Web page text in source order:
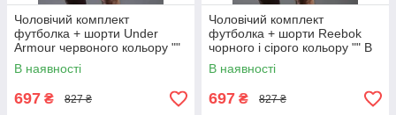
Чоловічий комплект
футболка + шорти Under
Armour червоного кольору ""
В стилі Under Armour ""
В наявності
697 ₴ 827 ₴
Чоловічий комплект
футболка + шорти Reebok
чорного і сірого кольору "" В
стилі Reebok ""
В наявності
697 ₴ 827 ₴